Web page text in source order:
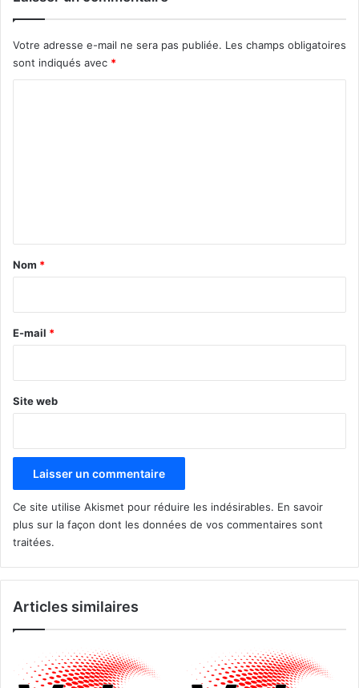
Votre adresse e-mail ne sera pas publiée. Les champs obligatoires
sont indiqués avec *
a
e
Nom *
E-mail *
Site web
Ce site utilise Akismet pour réduire les indésirables. En savoir
plus sur la façon dont les données de vos commentaires sont
traitées.
Articles similaires